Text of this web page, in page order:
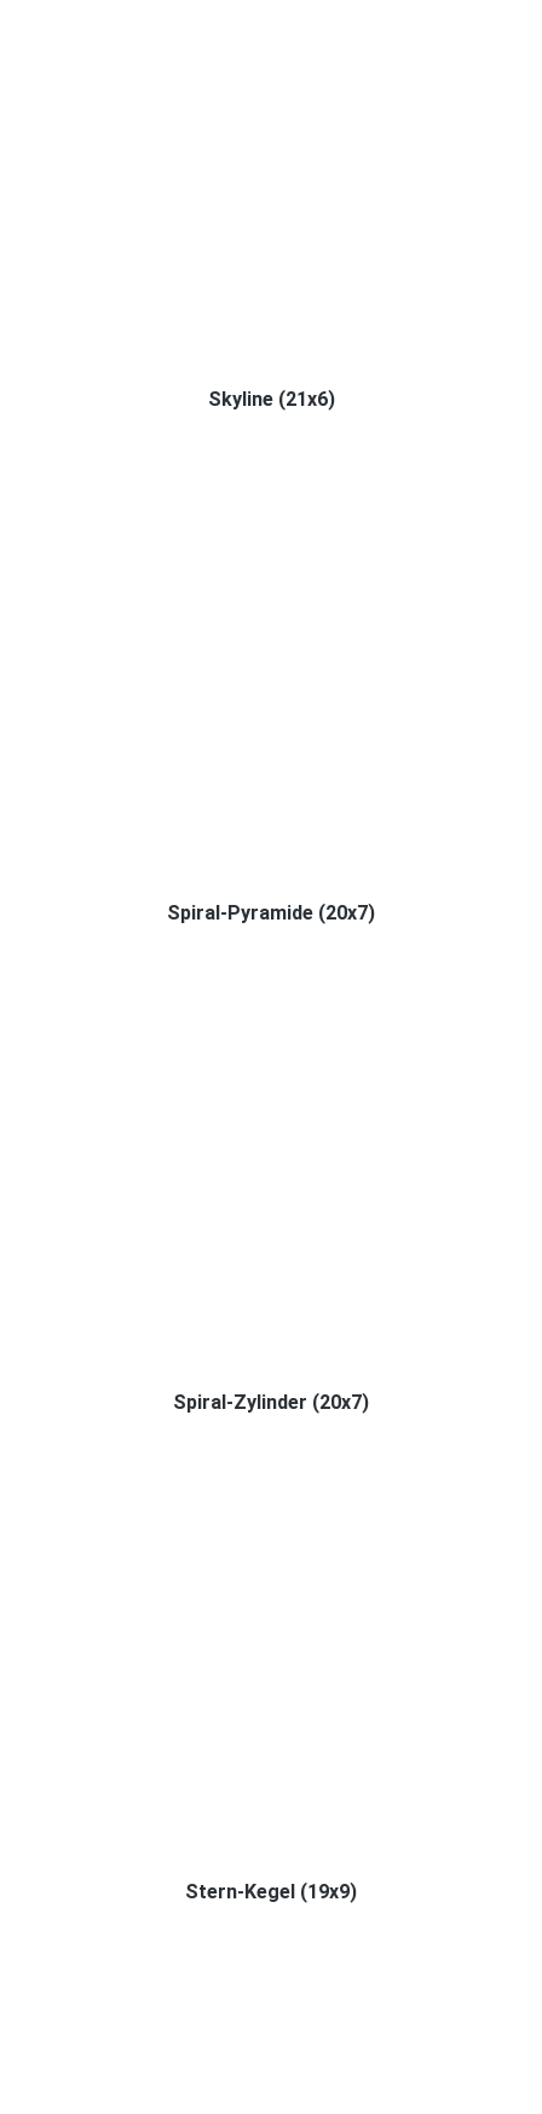
Skyline (21x6)
Spiral-Pyramide (20x7)
Spiral-Zylinder (20x7)
Stern-Kegel (19x9)